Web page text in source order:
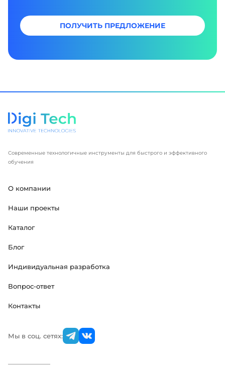
ПОЛУЧИТЬ ПРЕДЛОЖЕНИЕ
Современные технологичные инструменты для быстрого и эффективного
обучения
О компании
Наши проекты
Каталог
Блог
Индивидуальная разработка
Вопрос-ответ
Контакты
Мы в соц. сетях: